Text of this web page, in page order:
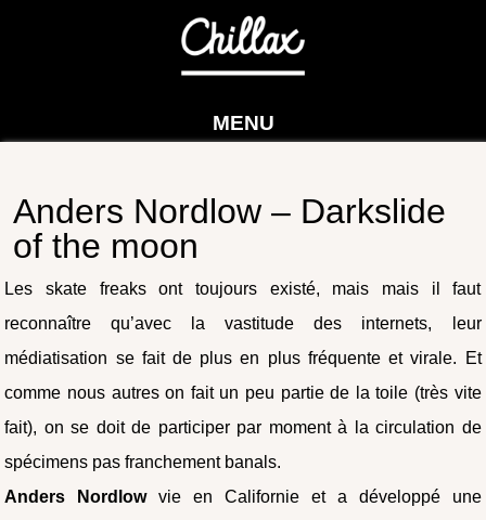
MENU
Anders Nordlow – Darkslide
of the moon
Les skate freaks ont toujours existé, mais mais il faut
reconnaître qu’avec la vastitude des internets, leur
médiatisation se fait de plus en plus fréquente et virale. Et
comme nous autres on fait un peu partie de la toile (très vite
fait), on se doit de participer par moment à la circulation de
spécimens pas franchement banals.
Anders Nordlowvie en Californie et a développé une